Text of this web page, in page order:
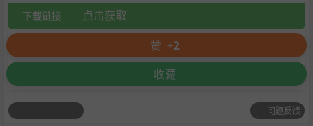
下载链接
点击获取
赞 +2
收藏
问题反馈